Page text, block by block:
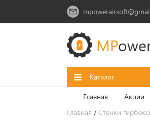
MP
Каталог
Главная Акции
Главная /Стенки